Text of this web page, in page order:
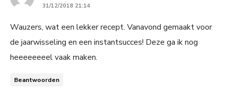
31/12/2018 21:14
Wauzers, wat een lekker recept. Vanavond gemaakt voor
de jaarwisseling en een instantsucces! Deze ga ik nog
heeeeeeeel vaak maken.
Beantwoorden